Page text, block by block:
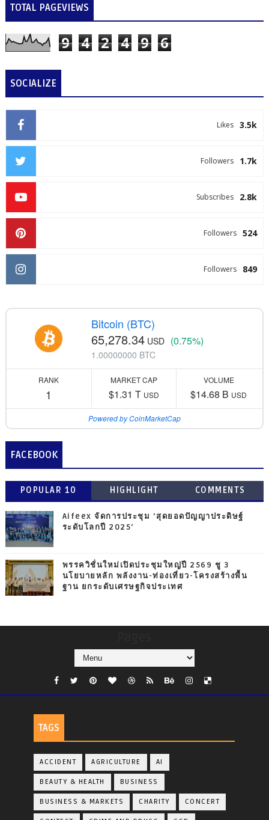
TOTAL PAGEVIEWS
9 4 2 4 9 6
SOCIALIZE
3.5k
Likes
1.7k
Followers
2.8k
Subscribes
524
Followers
849
Followers
Bitcoin (BTC)
65,278.34 USD (0.75%)
1.00000000 BTC
RANK
1
MARKET CAP
$1.31 T USD
VOLUME
$14.68 B USD
Powered by CoinMarketCap
FACEBOOK
POPULAR 10 HIGHLIGHT COMMENTS
Aifeex จัดการประชุม ‘สุดยอดปัญญาประดิษฐ์
ระดับโลกปี 2025‘
พรรควิชั่นใหม่เปิดประชุมใหญ่ปี 2569 ชู 3
นโยบายหลัก พลังงาน-ท่องเที่ยว-โครงสร้างพื้น
ฐาน ยกระดับเศรษฐกิจประเทศ
TAGS
ACCIDENT AGRICULTURE AI
BEAUTY & HEALTH BUSINESS
BUSINESS & MARKETS CHARITY CONCERT